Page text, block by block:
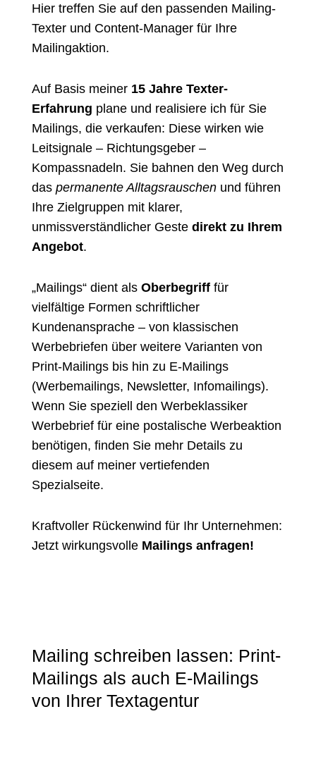
Hier treffen Sie auf den passenden Mailing-
Texterund Content-Manager für Ihre
Mailingaktion.
Auf Basis meiner 15 Jahre Texter-
Erfahrung plane und realisiere ich für Sie
Mailings, die verkaufen: Diese wirken wie
Leitsignale – Richtungsgeber –
Kompassnadeln. Sie bahnen den Weg durch
das permanente Alltagsrauschenund führen
Ihre Zielgruppen mit klarer,
unmissverständlicher Geste direkt zu Ihrem
Angebot.
„Mailings“ dient als Oberbegrifffür
vielfältige Formen schriftlicher
Kundenansprache – von klassischen
Werbebriefen über weitere Varianten von
Print-Mailings bis hin zu E-Mailings
(Werbemailings, Newsletter, Infomailings).
Wenn Sie speziell den Werbeklassiker
Werbebrief für eine postalische Werbeaktion
benötigen, finden Sie mehr Details zu
diesem auf meiner vertiefenden
Spezialseite.
Kraftvoller Rückenwind für Ihr Unternehmen:
Jetzt wirkungsvolle Mailings anfragen!
Mailing schreiben lassen: Print-
Mailings als auch E-Mailings
von Ihrer Textagentur